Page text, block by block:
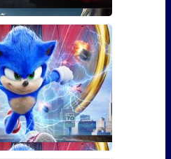
бустер
The Division 2
уже в курсе, что 3